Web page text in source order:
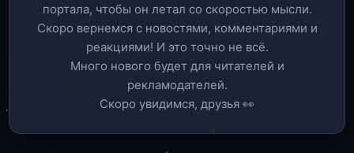
портала, чтобы он летал со скоростью мысли.
Скоро вернемся c новостями, комментариями и
реакциями! И это точно не всё.
Много нового будет для читателей и
рекламодателей.
Скоро увидимся, друзья 👀